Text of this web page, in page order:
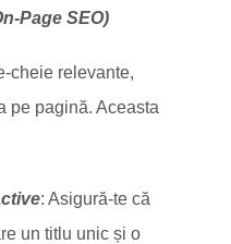
Page SEO)
cheie relevante,
pe pagină. Aceasta
: Asigură-te că
un titlu unic și o